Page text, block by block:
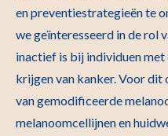
en preventiestrategieën te
we geïnteresseerd in de rol
inactief is bij individuen
krijgen van kanker. Voor
van gemodificeerde
melanoomcellijnen en